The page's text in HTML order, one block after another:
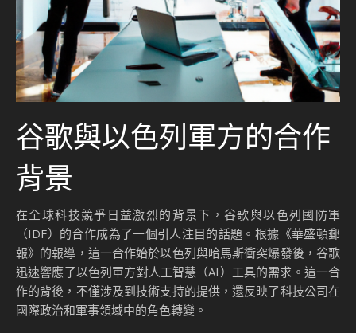
谷歌與以色列軍方的合作
背景
在全球科技競爭日益激烈的背景下，谷歌與以色列國防軍
（IDF）的合作成為了一個引人注目的話題。根據《華盛頓郵
報》的報導，這一合作始於以色列與哈馬斯衝突爆發後，谷歌
迅速響應了以色列軍方對人工智慧（AI）工具的需求。這一合
作的背後，不僅涉及到技術支持的提供，還反映了科技公司在
國際政治和軍事領域中的角色轉變。